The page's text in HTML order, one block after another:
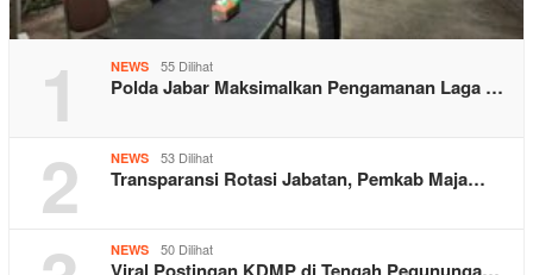
1 NEWS 55 Dilihat
Polda Jabar Maksimalkan Pengamanan Laga …
2 NEWS 53 Dilihat
Transparansi Rotasi Jabatan, Pemkab Maja…
NEWS 50 Dilihat